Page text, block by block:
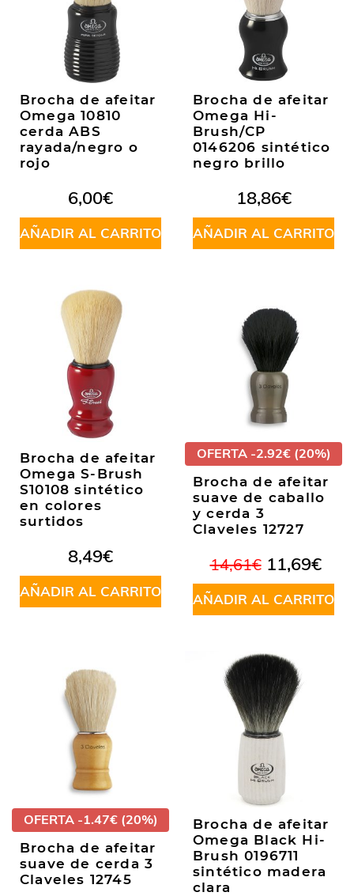
Brocha de afeitar
Omega 10810
cerda ABS
rayada/negro o
rojo
6,00€
AÑADIR AL CARRITO
Brocha de afeitar
Omega Hi-
Brush/CP
0146206 sintético
negro brillo
18,86€
AÑADIR AL CARRITO
Brocha de afeitar
Omega S-Brush
S10108 sintético
en colores
surtidos
8,49€
AÑADIR AL CARRITO
OFERTA -2.92€ (20%)
Brocha de afeitar
suave de caballo
y cerda 3
Claveles 12727
14,61€ El
precio
original
era:
11,69€El
es:
AÑADIR AL CARRITO
OFERTA -1.47€ (20%)
Brocha de afeitar
suave de cerda 3
Claveles 12745
Brocha de afeitar
Omega Black Hi-
Brush 0196711
sintético madera
clara